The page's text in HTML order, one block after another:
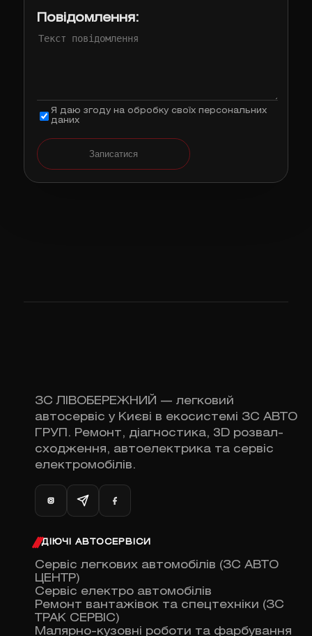
Повідомлення:
Я даю згоду на обробку своїх персональних
даних
Записатися
ЗС ЛІВОБЕРЕЖНИЙ — легковий
автосервіс у Києві в екосистемі ЗС АВТО
ГРУП. Ремонт, діагностика, 3D розвал-
сходження, автоелектрика та сервіс
електромобілів.
ДІЮЧІ АВТОСЕРВІСИ
Сервіс легкових автомобілів (ЗС АВТО
ЦЕНТР)
Сервіс електро автомобілів
Ремонт вантажівок та спецтехніки (ЗС
ТРАК СЕРВІС)
Малярно-кузовні роботи та фарбування